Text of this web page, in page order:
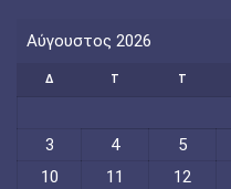
Αύγουστος 2026
Δ Τ Τ
3
4 5
10
11 12